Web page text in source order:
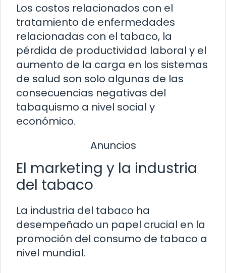
Los costos relacionados con el
tratamiento de enfermedades
relacionadas con el tabaco, la
pérdida de productividad laboral y el
aumento de la carga en los sistemas
de salud son solo algunas de las
consecuencias negativas del
tabaquismo a nivel social y
económico.
Anuncios
El marketing y la industria
del tabaco
La industria del tabaco ha
desempeñado un papel crucial en la
promoción del consumo de tabaco a
nivel mundial.